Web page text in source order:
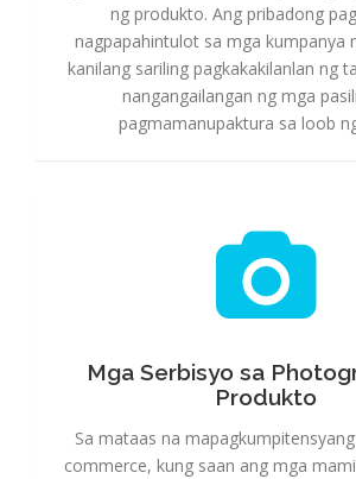
ng produkto. Ang pribadong
nagpapahintulot sa mga kumpanya
kanilang sariling pagkakakilanlan ng
nangangailangan ng mga
pagmamanupaktura sa loob
Mga Serbisyo sa Photography ng
Mga Serbisyo sa
Produkto
Sa mataas na
commerce, kung saan ang mga